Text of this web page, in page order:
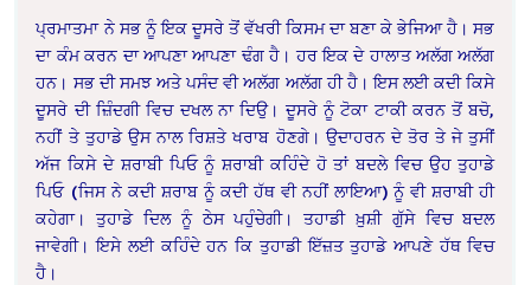
ਪ੍ਰਮਾਤਮਾ ਨੇ ਸਭ ਨੂੰ ਇਕ ਦੂਸਰੇ ਤੋਂ ਵੱਖਰੀ ਕਿਸਮ ਦਾ ਬਣਾ ਕੇ ਭੇਜਿਆ ਹੈ। ਸਭ
ਦਾ ਕੰਮ ਕਰਨ ਦਾ ਆਪਣਾ ਆਪਣਾ ਢੰਗ ਹੈ। ਹਰ ਇਕ ਦੇ ਹਾਲਾਤ ਅਲੱਗ ਅਲੱਗ
ਹਨ। ਸਭ ਦੀ ਸਮਝ ਅਤੇ ਪਸੰਦ ਵੀ ਅਲੱਗ ਅਲੱਗ ਹੀ ਹੈ। ਇਸ ਲਈ ਕਦੀ ਕਿਸੇ
ਦੂਸਰੇ ਦੀ ਜ਼ਿੰਦਗੀ ਵਿਚ ਦਖਲ ਨਾ ਦਿਉ। ਦੂਸਰੇ ਨੂੰ ਟੋਕਾ ਟਾਕੀ ਕਰਨ ਤੋਂ ਬਚੋ,
ਨਹੀਂ ਤੇ ਤੁਹਾਡੇ ਉਸ ਨਾਲ ਰਿਸ਼ਤੇ ਖਰਾਬ ਹੋਣਗੇ। ਉਦਾਹਰਨ ਦੇ ਤੋਰ ਤੇ ਜੇ ਤੁਸੀਂ
ਅੱਜ ਕਿਸੇ ਦੇ ਸ਼ਰਾਬੀ ਪਿਓ ਨੂੰ ਸ਼ਰਾਬੀ ਕਹਿੰਦੇ ਹੋ ਤਾਂ ਬਦਲੇ ਵਿਚ ਉਹ ਤੁਹਾਡੇ
ਪਿਓ (ਜਿਸ ਨੇ ਕਦੀ ਸ਼ਰਾਬ ਨੂੰ ਕਦੀ ਹੱਥ ਵੀ ਨਹੀਂ ਲਾਇਆ) ਨੂੰ ਵੀ ਸ਼ਰਾਬੀ ਹੀ
ਕਹੇਗਾ। ਤੁਹਾਡੇ ਦਿਲ ਨੂੰ ਠੇਸ ਪਹੁੰਚੇਗੀ। ਤਹਾਡੀ ਖ਼ੁਸ਼ੀ ਗੁੱਸੇ ਵਿਚ ਬਦਲ
ਜਾਵੇਗੀ। ਇਸੇ ਲਈ ਕਹਿੰਦੇ ਹਨ ਕਿ ਤੁਹਾਡੀ ਇੱਜ਼ਤ ਤੁਹਾਡੇ ਆਪਣੇ ਹੱਥ ਵਿਚ
ਹੈ।